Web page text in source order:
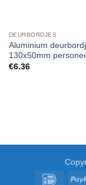
DEURBORDJES
Aluminium
130x50mm
€6.36
IDeal